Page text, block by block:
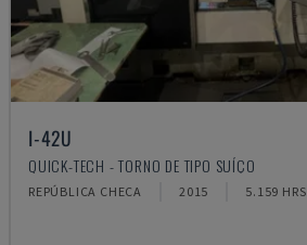
I-42U
QUICK-TECH - TORNO DE TIPO SUÍÇO
REPÚBLICA CHECA 2015 5.159 HRS